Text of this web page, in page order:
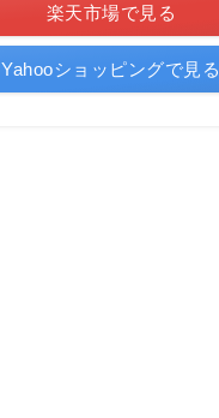
楽天市場で見る
Yahooショッピングで見る